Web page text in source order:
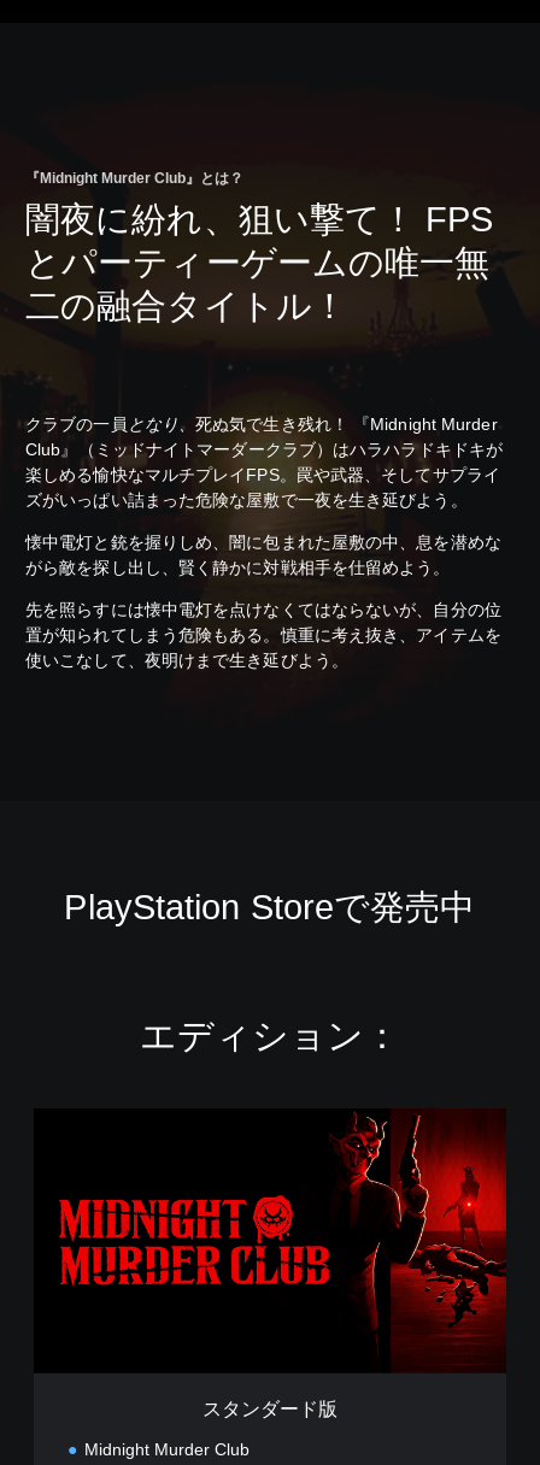
『Midnight Murder Club』とは？
闇夜に紛れ、狙い撃て！ FPS
とパーティーゲームの唯一無
二の融合タイトル！
クラブの一員 となり、死ぬ気で生き残れ！ 『Midnight Murder
Club』（ミッドナイトマーダークラブ）はハラハラドキドキが
楽しめる愉快なマルチプレイFPS。罠や武器、そしてサプライ
ズがいっぱい詰まった危険な屋敷で一夜を生き延びよう。
懐中電灯と銃を握りしめ、闇に包まれた屋敷の中、息を潜めな
がら敵を探し出し、賢く静かに対戦相手を仕留めよう。
先を照らすには懐中電灯を点けなくてはならないが、自分の位
置が知られてしまう危険もある。慎重に考え抜き、アイテムを
使いこなして、夜明けまで生き延びよう。
PlayStation Storeで発売中
エディション：
スタンダード版
Midnight Murder Club